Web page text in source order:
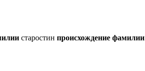
старостин происхождение фамилии